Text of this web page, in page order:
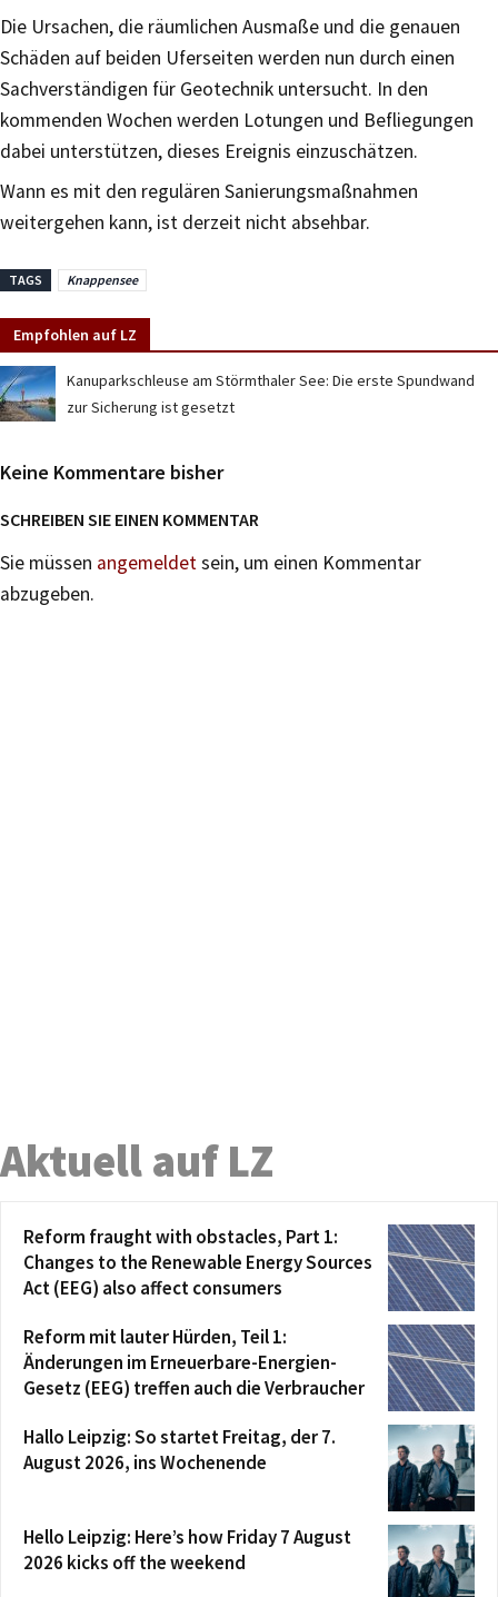
Die Ursachen, die räumlichen Ausmaße und die genauen
Schäden auf beiden Uferseiten werden nun durch einen
Sachverständigen für Geotechnik untersucht. In den
kommenden Wochen werden Lotungen und Befliegungen
dabei unterstützen, dieses Ereignis einzuschätzen.
Wann es mit den regulären Sanierungsmaßnahmen
weitergehen kann, ist derzeit nicht absehbar.
TAGS Knappensee
Empfohlen auf LZ
Kanuparkschleuse am Störmthaler See: Die erste Spundwand
zur Sicherung ist gesetzt
Keine Kommentare bisher
SCHREIBEN SIE EINEN KOMMENTAR
Sie müssen angemeldetsein, um einen Kommentar
abzugeben.
Aktuell auf LZ
Reform fraught with obstacles, Part 1:
Changes to the Renewable Energy Sources
Act (EEG) also affect consumers
Reform mit lauter Hürden, Teil 1:
Änderungen im Erneuerbare-Energien-
Gesetz (EEG) treffen auch die Verbraucher
Hallo Leipzig: So startet Freitag, der 7.
August 2026, ins Wochenende
Hello Leipzig: Here’s how Friday 7 August
2026 kicks off the weekend